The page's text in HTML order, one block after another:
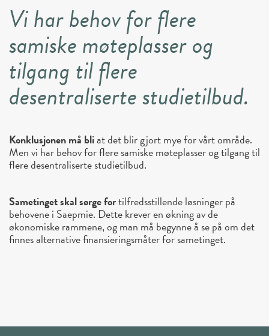
Vi har behov for flere
samiske møteplasser og
tilgang til flere
desentraliserte studietilbud.
Konklusjonen må bliat det blir gjort mye for vårt område.
Men vi har behov for flere samiske møteplasser og tilgang til
flere desentraliserte studietilbud.
Sametinget skal sørge fortilfredsstillende løsninger på
behovene i Saepmie. Dette krever en økning av de
økonomiske rammene, og man må begynne å se på om det
finnes alternative finansieringsmåter for sametinget.